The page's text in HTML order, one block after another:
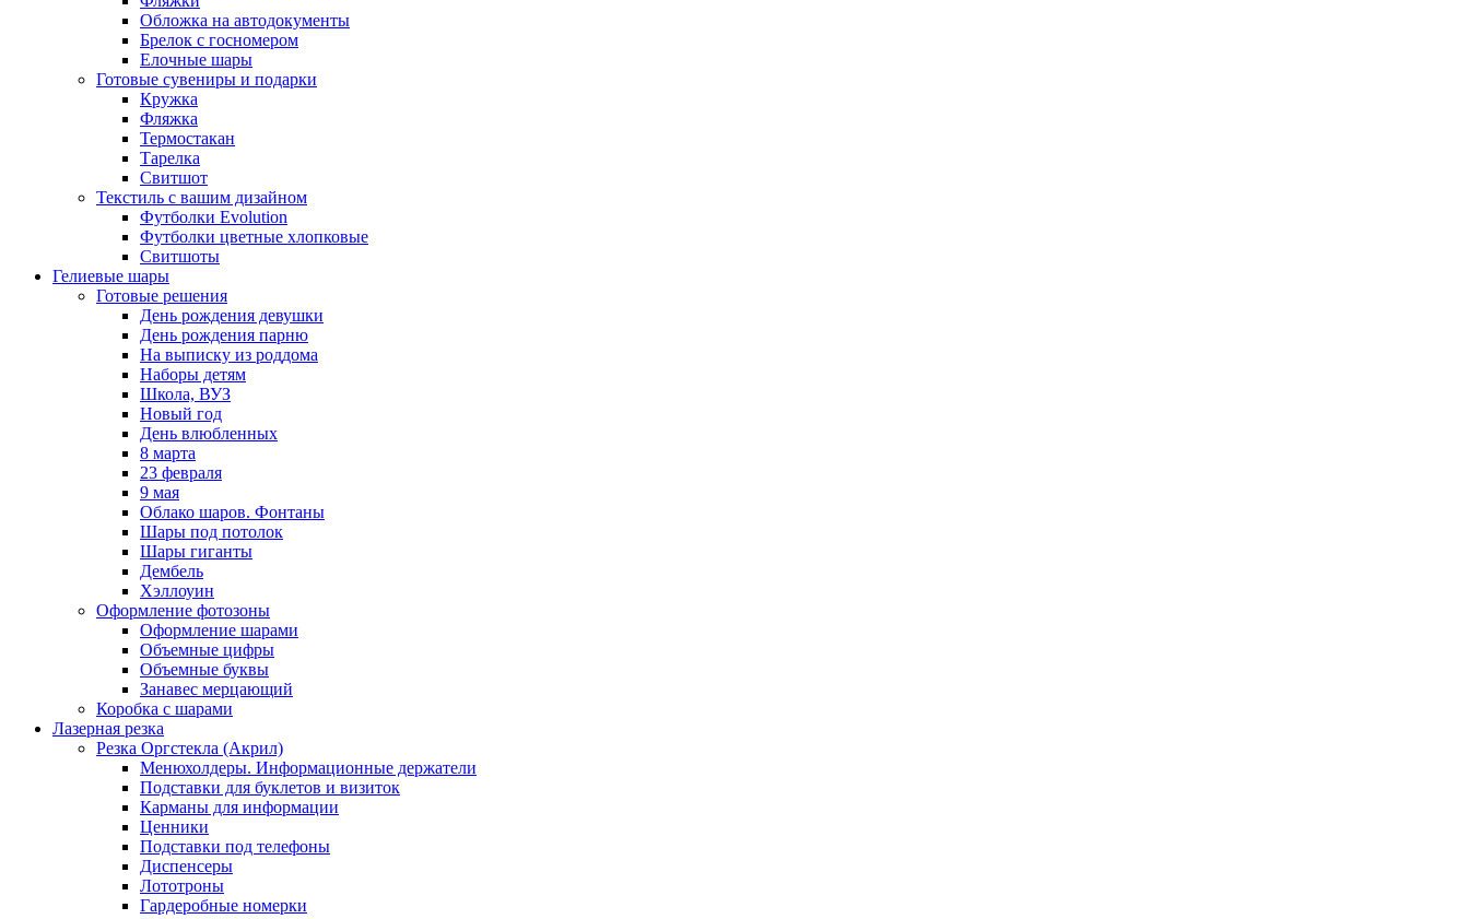
Обложка на автодокументы
Брелок с госномером
Елочные шары
Готовые сувениры и подарки
Кружка
Фляжка
Термостакан
Тарелка
Свитшот
Текстиль с вашим дизайном
Футболки Evolution
Футболки цветные хлопковые
Свитшоты
Гелиевые шары
Готовые решения
День рождения девушки
День рождения парню
На выписку из роддома
Наборы детям
Школа, ВУЗ
Новый год
День влюбленных
8 марта
23 февраля
9 мая
Облако шаров. Фонтаны
Шары под потолок
Шары гиганты
Дембель
Хэллоуин
Оформление фотозоны
Оформление шарами
Объемные цифры
Объемные буквы
Занавес мерцающий
Коробка с шарами
Лазерная резка
Резка Оргстекла (Акрил)
Менюхолдеры. Информационные держатели
Подставки для буклетов и визиток
Карманы для информации
Ценники
Подставки под телефоны
Диспенсеры
Лототроны
Гардеробные номерки